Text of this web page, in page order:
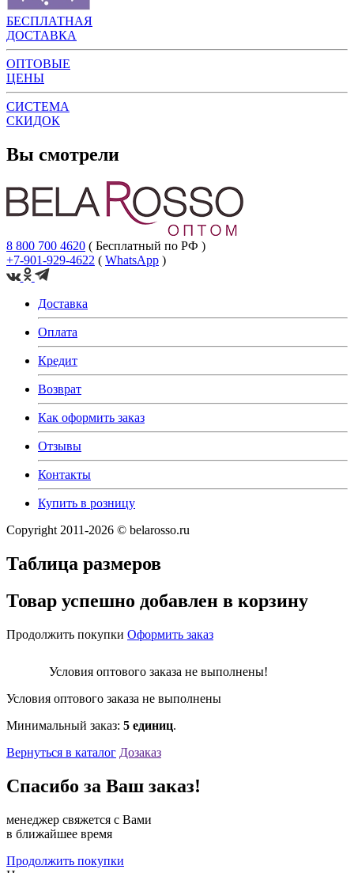
БЕСПЛАТНАЯ
ДОСТАВКА
ОПТОВЫЕ
ЦЕНЫ
СИСТЕМА
СКИДОК
Вы смотрели
8 800 700 4620 ( Бесплатный по РФ )
+7-901-929-4622 ( WhatsApp )
Доставка
Оплата
Кредит
Возврат
Как оформить заказ
Отзывы
Контакты
Купить в розницу
Copyright 2011-2026 © belarosso.ru
Таблица размеров
Товар успешно добавлен в корзину
Продолжить покупки Оформить заказ
Условия оптового заказа не выполнены!
Условия оптового заказа не выполнены
Минимальный заказ: 5 единиц.
Вернуться в каталог Дозаказ
Спасибо за Ваш заказ!
менеджер свяжется с Вами
в ближайшее время
Продолжить покупки